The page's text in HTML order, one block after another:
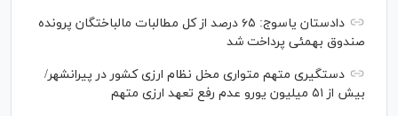
دادستان یاسوج: ۶۵ درصد از کل مطالبات مالباختگان پرونده
صندوق بهمئی پرداخت شد
دستگیری متهم متواری مخل نظام ارزی کشور در پیرانشهر/
بیش از ۵۱ میلیون یورو عدم رفع تعهد ارزی متهم